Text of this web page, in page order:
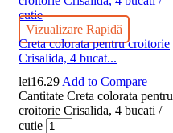
Vizualizare Rapidă
Creta colorata pentru croitorie
Crisalida, 4 bucat...
lei16.29 Add to Compare
Cantitate Creta colorata pentru
croitorie Crisalida, 4 bucati /
cutie